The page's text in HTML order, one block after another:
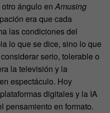
otro ángulo enAmusing
era que cada
las condiciones del
lo que se dice, sino lo que
serio, tolerable o
la televisión y la
espectáculo. Hoy
plataformas digitales y la IA
pensamiento en formato.